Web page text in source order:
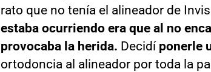
rato que no tenía el alineador de
estaba ocurriendo era que al no
provocaba la herida. Decidí ponerle
ortodoncia al alineador por toda la